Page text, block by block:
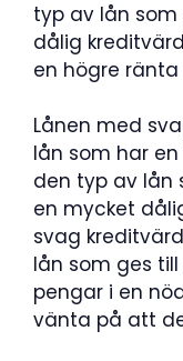
typ av lån som
dålig
en högre
Lånen med
lån som har
den typ av lån
en mycket
svag
lån som ges
pengar i en
vänta på att